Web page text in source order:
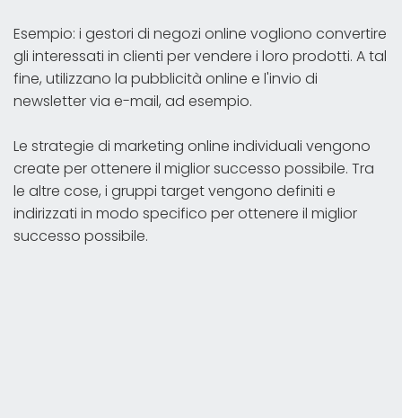
Esempio: i gestori di negozi online vogliono convertire
gli interessati in clienti per vendere i loro prodotti. A tal
fine, utilizzano la pubblicità online e l'invio di
newsletter via e-mail, ad esempio.
Le strategie di marketing online individuali vengono
create per ottenere il miglior successo possibile. Tra
le altre cose, i gruppi target vengono definiti e
indirizzati in modo specifico per ottenere il miglior
successo possibile.